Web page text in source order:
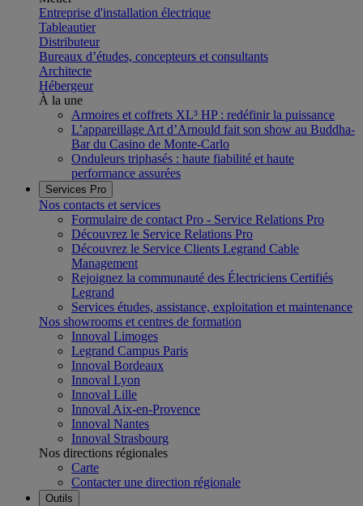
Entreprise d'installation électrique
Tableautier
Distributeur
Bureaux d’études, concepteurs et consultants
Architecte
Hébergeur
À la une
Armoires et coffrets XL³ HP : redéfinir la puissance
L’appareillage Art d’Arnould fait son show au Buddha-
Bar du Casino de Monte-Carlo
Onduleurs triphasés : haute fiabilité et haute
performance assurées
Services Pro
Nos contacts et services
Formulaire de contact Pro - Service Relations Pro
Découvrez le Service Relations Pro
Découvrez le Service Clients Legrand Cable
Management
Rejoignez la communauté des Électriciens Certifiés
Legrand
Services études, assistance, exploitation et maintenance
Nos showrooms et centres de formation
Innoval Limoges
Legrand Campus Paris
Innoval Bordeaux
Innoval Lyon
Innoval Lille
Innoval Aix-en-Provence
Innoval Nantes
Innoval Strasbourg
Nos directions régionales
Carte
Contacter une direction régionale
Outils